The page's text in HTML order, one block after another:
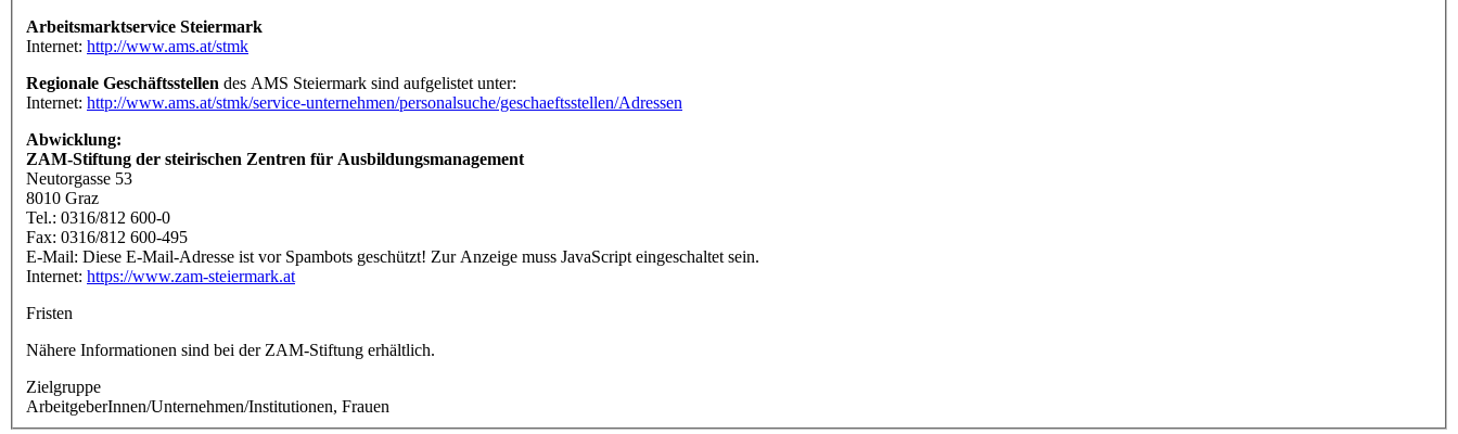
Arbeitsmarktservice Steiermark
Internet: http://www.ams.at/stmk
Regionale Geschäftsstellen des AMS Steiermark sind aufgelistet unter:
Internet: http://www.ams.at/stmk/service-unternehmen/personalsuche/geschaeftsstellen/Adressen
Abwicklung:
ZAM-Stiftung der steirischen Zentren für Ausbildungsmanagement
Neutorgasse 53
8010 Graz
Tel.: 0316/812 600-0
Fax: 0316/812 600-495
E-Mail: Diese E-Mail-Adresse ist vor Spambots geschützt! Zur Anzeige muss JavaScript eingeschaltet sein.
Internet: https://www.zam-steiermark.at
Fristen
Nähere Informationen sind bei der ZAM-Stiftung erhältlich.
Zielgruppe
ArbeitgeberInnen/Unternehmen/Institutionen, Frauen